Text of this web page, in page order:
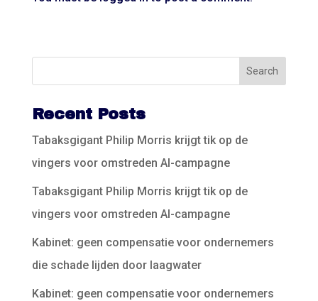
Recent Posts
Tabaksgigant Philip Morris krijgt tik op de
vingers voor omstreden AI-campagne
Tabaksgigant Philip Morris krijgt tik op de
vingers voor omstreden AI-campagne
Kabinet: geen compensatie voor ondernemers
die schade lijden door laagwater
Kabinet: geen compensatie voor ondernemers